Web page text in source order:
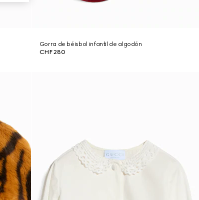
Gorra de béisbol infantil de algodón
CHF 280